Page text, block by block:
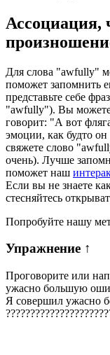
Ассоциация,
Для слова "awfully"
поможет запомнить
представьте себе
"awfully"). Вы можете
говорит: "А вот
эмоции, как будто
свяжете слово
очень). Лучше
поможет наш
Если вы не знаете
стесняйтесь
Попробуйте нашу
Упражнение ↑
Проговорите или
ужасно большую
Я совершил ужасно
?????????????????????